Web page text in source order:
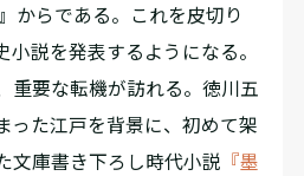
からである。これを皮切り
小説を発表するようになる。
重要な転機が訪れる。徳川五
った江戸を背景に、初めて架
文庫書き下ろし時代小説 『墨